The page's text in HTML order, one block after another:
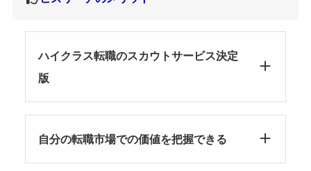
ハイクラス転職のスカウトサービス決定
版
自分の転職市場での価値を把握できる